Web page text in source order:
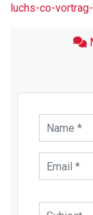
luchs-co-